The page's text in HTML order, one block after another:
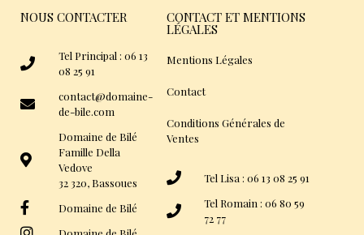
NOUS CONTACTER
Tel Principal : 06 13
08 25 91
contact@domaine-
de-bile.com
Domaine de Bilé
Famille Della
Vedove
32 320, Bassoues
Domaine de Bilé
CONTACT ET MENTIONS
LÉGALES
Mentions Légales
Contact
Conditions Générales de
Ventes
Tel Lisa : 06 13 08 25 91
Tel Romain : 06 80 59
72 77